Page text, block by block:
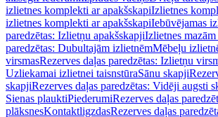
izlietnes komplekti ar apakšskapiIzlietnes
izlietnes komplekti ar apakšskapiIebūvējamas
paredzētas: Izlietņu apakšskapjiIzlietnes
paredzētas: Dubultajām izlietnēmMēbeļu
virsmasRezerves daļas paredzētas: Izlietņu
Uzliekamai izlietnei taisnstūraSānu skapji
skapjiRezerves daļas paredzētas: Vidēji augsti
Sienas plauktiPiederumiRezerves daļas
plāksnesKontaktligzdasRezerves daļas